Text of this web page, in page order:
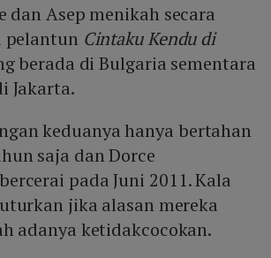
dan Asep menikah secara
pelantun Cintaku Kendu di
berada di Bulgaria sementara
Jakarta.
keduanya hanya bertahan
saja dan Dorce
pada Juni 2011. Kala
jika alasan mereka
adanya ketidakcocokan.